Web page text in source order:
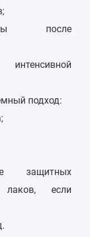
после
подход:
защитных
если